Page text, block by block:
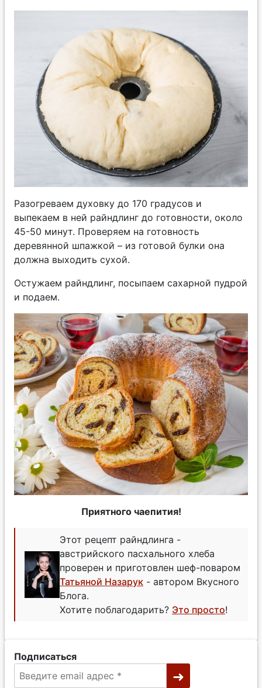
Разогреваем духовку до 170 градусов и
выпекаем в ней райндлинг до готовности, около
45-50 минут. Проверяем на готовность
деревянной шпажкой – из готовой булки она
должна выходить сухой.
Остужаем райндлинг, посыпаем сахарной пудрой
и подаем.
Приятного чаепития!
Этот рецепт райндлинга -
австрийского пасхального хлеба
проверен и приготовлен шеф-поваром
Татьяной Назарук - автором Вкусного
Блога.
Хотите поблагодарить? Это просто!
Подписаться